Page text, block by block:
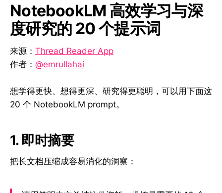
NotebookLM 高效学习与深
度研究的 20 个提示词
来源： Thread Reader App
作者： @emrullahai
想学得更快、想得更深、研究得更聪明，可以用下面这
20 个 NotebookLM prompt。
1. 即时摘要
把长文档压缩成容易消化的洞察：